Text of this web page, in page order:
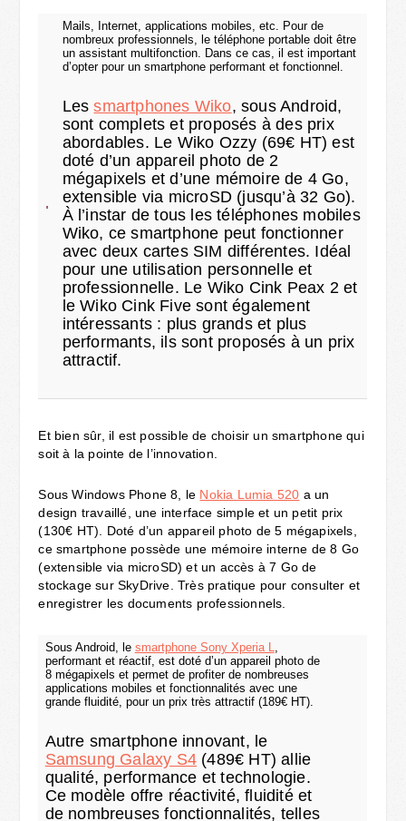
Mails, Internet, applications mobiles, etc. Pour de
nombreux professionnels, le téléphone portable doit être
un assistant multifonction. Dans ce cas, il est important
d’opter pour un smartphone performant et fonctionnel.
Lessmartphones Wiko, sous Android,
sont complets et proposés à des prix
abordables. Le Wiko Ozzy (69€ HT) est
doté d’un appareil photo de 2
mégapixels et d’une mémoire de 4 Go,
extensible via microSD (jusqu’à 32 Go).
À l’instar de tous les téléphones mobiles
Wiko, ce smartphone peut fonctionner
avec deux cartes SIM différentes. Idéal
pour une utilisation personnelle et
professionnelle. Le Wiko Cink Peax 2 et
le Wiko Cink Five sont également
intéressants : plus grands et plus
performants, ils sont proposés à un prix
attractif.
Et bien sûr, il est possible de choisir un smartphone qui
soit à la pointe de l’innovation.
Sous Windows Phone 8, le Nokia Lumia 520 a un
design travaillé, une interface simple et un petit prix
(130€ HT). Doté d’un appareil photo de 5 mégapixels,
ce smartphone possède une mémoire interne de 8 Go
(extensible via microSD) et un accès à 7 Go de
stockage sur SkyDrive. Très pratique pour consulter et
enregistrer les documents professionnels.
Sous Android, le smartphone Sony Xperia L,
performant et réactif, est doté d’un appareil photo de
8 mégapixels et permet de profiter de nombreuses
applications mobiles et fonctionnalités avec une
grande fluidité, pour un prix très attractif (189€ HT).
Autre smartphone innovant, le
Samsung Galaxy S4 (489€ HT) allie
qualité, performance et technologie.
Ce modèle offre réactivité, fluidité et
de nombreuses fonctionnalités, telles